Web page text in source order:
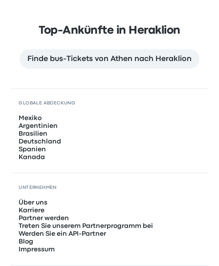
Top-Ankünfte in Heraklion
Finde bus-Tickets von Athen nach Heraklion
GLOBALE ABDECKUNG
Mexiko
Argentinien
Brasilien
Deutschland
Spanien
Kanada
UNTERNEHMEN
Über uns
Karriere
Partner werden
Treten Sie unserem Partnerprogramm bei
Werden Sie ein API-Partner
Blog
Impressum